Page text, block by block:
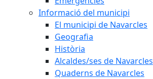
Informació del municipi
El municipi de Navarcles
Geografia
Història
Alcaldes/ses de Navarcles
Quaderns de Navarcles